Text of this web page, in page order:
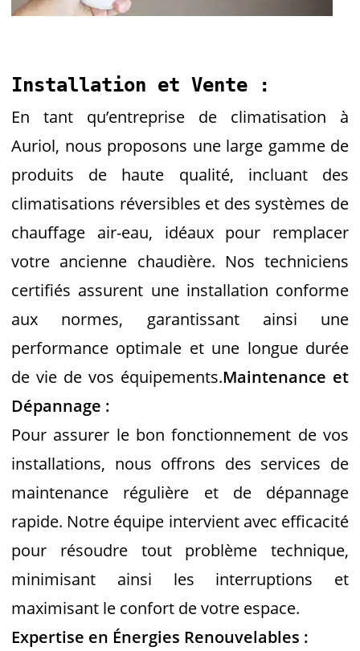
Installation et Vente :
En tant qu’entreprise de climatisation à
Auriol, nous proposons une large gamme de
produits de haute qualité, incluant des
climatisations réversibles et des systèmes de
chauffage air-eau, idéaux pour remplacer
votre ancienne chaudière. Nos techniciens
certifiés assurent une installation conforme
aux normes, garantissant ainsi une
performance optimale et une longue durée
de vie de vos équipements.Maintenance et
Dépannage :
Pour assurer le bon fonctionnement de vos
installations, nous offrons des services de
maintenance régulière et de dépannage
rapide. Notre équipe intervient avec efficacité
pour résoudre tout problème technique,
minimisant ainsi les interruptions et
maximisant le confort de votre espace.
Expertise en Énergies Renouvelables :